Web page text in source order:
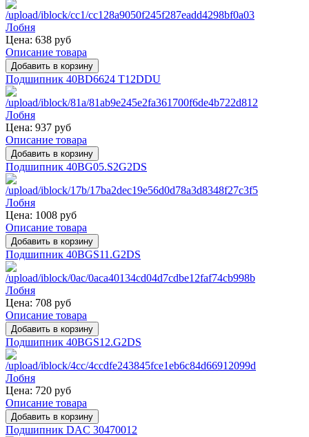
Цена: 638 руб
Описание товара
Подшипник 40BD6624 T12DDU
Цена: 937 руб
Описание товара
Подшипник 40BG05.S2G2DS
Цена: 1008 руб
Описание товара
Подшипник 40BGS11.G2DS
Цена: 708 руб
Описание товара
Подшипник 40BGS12.G2DS
Цена: 720 руб
Описание товара
Подшипник DAC 30470012